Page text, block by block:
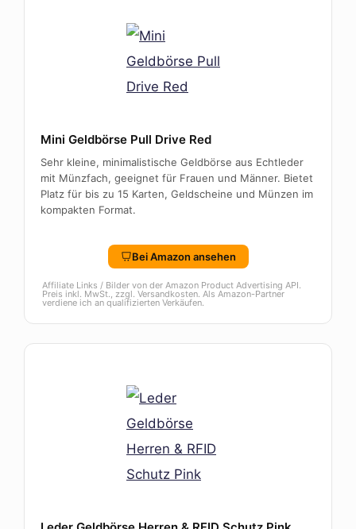
Mini Geldbörse Pull Drive Red
Sehr kleine, minimalistische Geldbörse aus Echtleder
mit Münzfach, geeignet für Frauen und Männer. Bietet
Platz für bis zu 15 Karten, Geldscheine und Münzen im
kompakten Format.
Bei Amazon ansehen
Affiliate Links / Bilder von der Amazon Product Advertising API.
Preis inkl. MwSt., zzgl. Versandkosten. Als Amazon-Partner
verdiene ich an qualifizierten Verkäufen.